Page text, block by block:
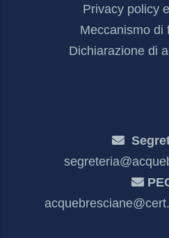
Privacy policy
Meccanismo di
Dichiarazione di